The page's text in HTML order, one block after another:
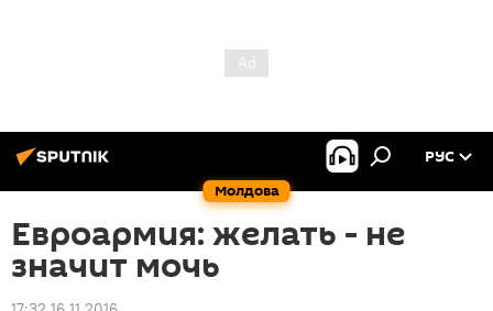
Молдова
РУС
Евроармия: желать - не
значит мочь